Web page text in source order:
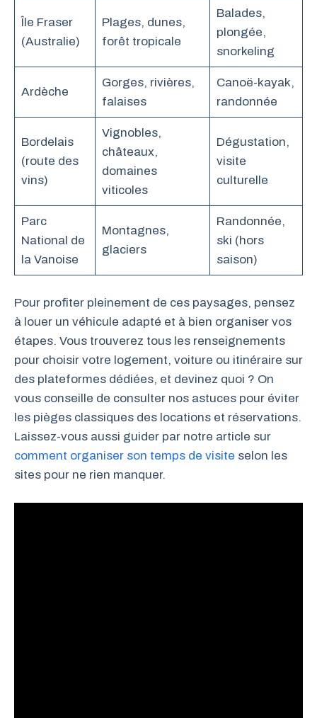
Île Fraser
(Australie)
Plages, dunes,
forêt tropicale
Balades,
plongée,
snorkeling
Ardèche
Gorges, rivières,
falaises
Canoë-kayak,
randonnée
Bordelais
(route des
vins)
Vignobles,
châteaux,
domaines
viticoles
Dégustation,
visite
culturelle
Parc
National de
la Vanoise
Montagnes,
glaciers
Randonnée,
ski (hors
saison)
Pour profiter pleinement de ces paysages, pensez
à louer un véhicule adapté et à bien organiser vos
étapes. Vous trouverez tous les renseignements
pour choisir votre logement, voiture ou itinéraire sur
des plateformes dédiées, et devinez quoi ? On
vous conseille de consulter nos astuces pour éviter
les pièges classiques des locations et réservations.
Laissez-vous aussi guider par notre article sur
comment organiser son temps de visite selon les
sites pour ne rien manquer.